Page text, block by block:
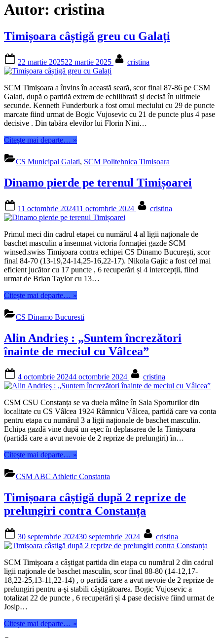
Autor: cristina
Timișoara câștigă greu cu Galați
on
22 martie 202522 martie 2025 cristina
SCM Timișoara a învins în această seară, scor final 87-86 pe CSM
Galați, după o partidă extrem de echilibrată și decisă în ultimele
secunde. Kenneth Funderburk a fost omul meciului cu 29 de puncte
marcate fiind urmat de Bogic Vujosevic cu 21 de puncte plus 4 pase
decisive . Din tabăra elevilor lui Florin Nini…
Citește mai departe… “Timișoara
greu
cu
»
CS Municipal Galati, SCM Politehnica Timisoara
Dinamo pierde pe terenul Timișoarei
on
11 octombrie 202411 octombrie 2024 cristina
Primul meci din cadrul etapei cu numărul 4 al ligii naționale de
baschet masculin a însemnat victoria formației gazde SCM
winsed.swiss Timișoara contra echipei CS Dinamo București, scor
final 84-70 (13-19,24-14,25-16,22-17). Nikola Gajic a fost cel mai
eficient jucător cu 17 puncte , 6 recuperări și 4 intercepții, fiind
urmat de Brian Taylor cu 13…
Citește mai departe… “Dinamo
terenul
»
CS Dinamo Bucuresti
Alin Andrieș : „Suntem încrezători
înainte de meciul cu Vâlcea”
on
4 octombrie 20244 octombrie 2024 cristina
CSM CSU Constanța se va duela mâine în Sala Sporturilor din
localitate cu CS Vâlcea 1924 Râmnicu Vâlcea, partidă care va conta
pentru etapa cu numărul 3 a ligii naționale de baschet masculin.
Echipa gazdă vine după un eșec în deplasarea de la Timișoara
(partidă care a avut nevoie de 2 reprize de prelungiri) în…
Citește mai departe… “Alin
:
„Suntem
înainte
de
meciul
Vâlcea””
»
CSM ABC Athletic Constanta
Timișoara câștigă după 2 reprize de
prelungiri contra Constanța
on
30 septembrie 202430 septembrie 2024 cristina
SCM Timișoara a câștigat partida din etapa cu numărul 2 din cadrul
ligii naționale de baschet masculin, scor final 88-80 (14-12,17-
18,22-25,13-11,22-14) , o partidă care a avut nevoie de 2 reprize de
prelungiri pentru a-și stabili câștigătoarea. Bogic Vujosevic a
totalizat 22 de puncte , 6 recuperări și 4 pase decisive fiind urmat de
Josip…
Citește mai departe… “Timișoara
»